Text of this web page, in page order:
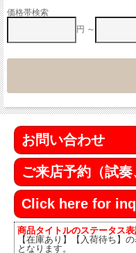
価格帯検索
円 ～
お問い合わせ
ご来店予約（試奏
Click here for
商品タイトルのステータス
【在庫あり】【入荷待ち】
となります。